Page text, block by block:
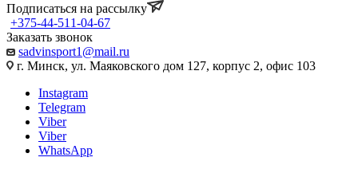
Подписаться на рассылку
+375-44-511-04-67
Заказать звонок
sadvinsport1@mail.ru
г. Минск, ул. Маяковского дом 127, корпус 2, офис 103
Instagram
Telegram
Viber
Viber
WhatsApp